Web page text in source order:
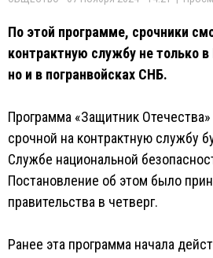
По этой программе, срочники
контрактную службу не только
но и в погранвойсках СНБ.
Программа «Защитник
срочной на контрактную службу
Службе национальной
Постановление об этом было
правительства в четверг.
Ранее эта программа начала